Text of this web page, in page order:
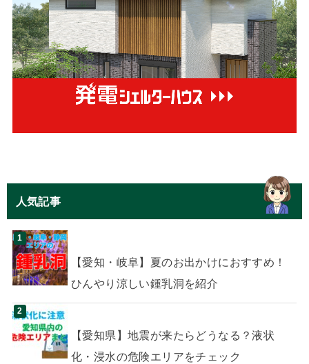
人気記事
【愛知・岐阜】夏のお出かけにおすすめ！
ひんやり涼しい鍾乳洞を紹介
【愛知県】地震が来たらどうなる？液状
化・浸水の危険エリアをチェック